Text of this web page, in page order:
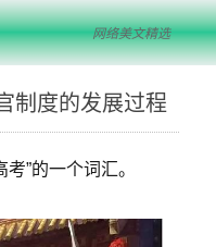
网络美文精选
制度的发展过程
”的一个词汇。